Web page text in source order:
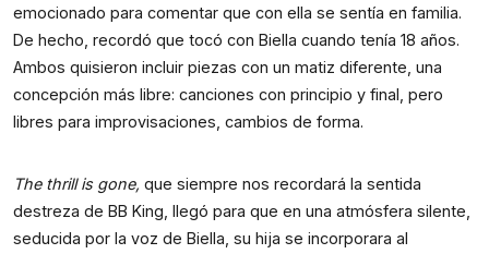
emocionado para comentar que con ella se sentía en familia.
De hecho, recordó que tocó con Biella cuando tenía 18 años.
Ambos quisieron incluir piezas con un matiz diferente, una
concepción más libre: canciones con principio y final, pero
libres para improvisaciones, cambios de forma.
The thrill is gone, que siempre nos recordará la sentida
destreza de BB King, llegó para que en una atmósfera silente,
seducida por la voz de Biella, su hija se incorporara al